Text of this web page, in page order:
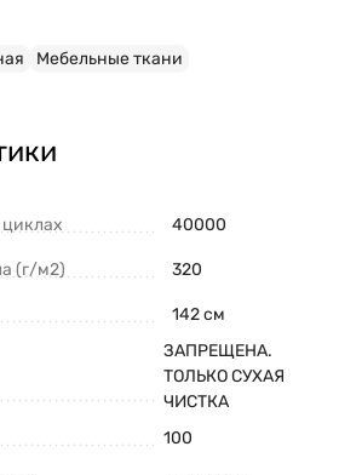
Мебельные ткани
40000
(г/м2) 320
142 см
ЗАПРЕЩЕНА.
ТОЛЬКО СУХАЯ
ЧИСТКА
100